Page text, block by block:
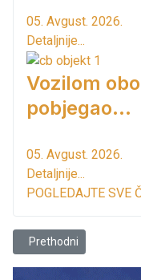
05. Avgust. 2026.
Detaljnije...
Vozilom
pobjegao...
05. Avgust. 2026.
Detaljnije...
POGLEDAJTE SVE
Prethodni članak:
Prethodni